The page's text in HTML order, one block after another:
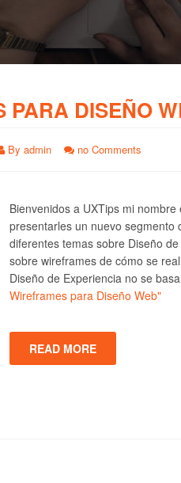
PARA DISEÑO
By admin no Comments
Bienvenidos a UXTips mi
presentarles un nuevo
diferentes temas sobre Diseño
sobre wireframes de cómo se
Diseño de Experiencia no se
Wireframes para Diseño Web"
READ MORE